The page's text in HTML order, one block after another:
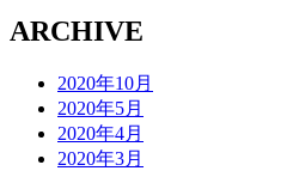
ARCHIVE
2020年10月
2020年5月
2020年4月
2020年3月